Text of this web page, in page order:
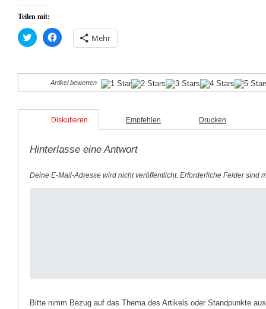
Teilen mit:
Klick,
um
teilen
(Wird
in
geöffnet)
Klick,
um
teilen
(Wird
in
geöffnet)
Mehr
Artikel bewerten
Diskutieren Empfehlen Drucken
Hinterlasse eine Antwort
Deine E-Mail-Adresse wird nicht veröffentlicht. Erforderliche Felder sind
Bitte nimm Bezug auf das Thema des Artikels oder Standpunkte